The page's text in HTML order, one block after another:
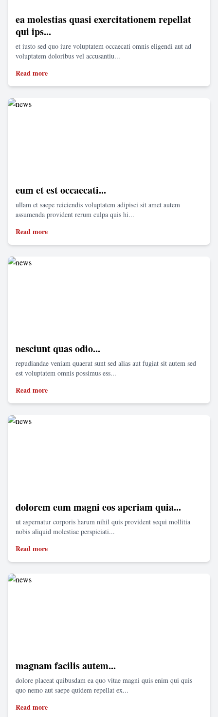
ea molestias quasi exercitationem repellat
qui ips...
et iusto sed quo iure voluptatem occaecati omnis eligendi aut ad
voluptatem doloribus vel accusantiu...
Read more
eum et est occaecati...
ullam et saepe reiciendis voluptatem adipisci sit amet autem
assumenda provident rerum culpa quis hi...
Read more
nesciunt quas odio...
repudiandae veniam quaerat sunt sed alias aut fugiat sit autem sed
est voluptatem omnis possimus ess...
Read more
dolorem eum magni eos aperiam quia...
ut aspernatur corporis harum nihil quis provident sequi mollitia
nobis aliquid molestiae perspiciati...
Read more
magnam facilis autem...
dolore placeat quibusdam ea quo vitae magni quis enim qui quis
quo nemo aut saepe quidem repellat ex...
Read more